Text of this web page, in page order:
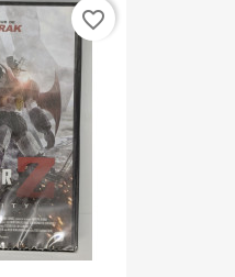
favorite_border